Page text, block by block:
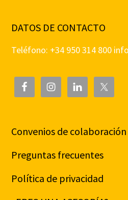
DATOS DE CONTACTO
Teléfono: +34 950 314 800
Convenios de colaboración
Preguntas frecuentes
Política de privacidad